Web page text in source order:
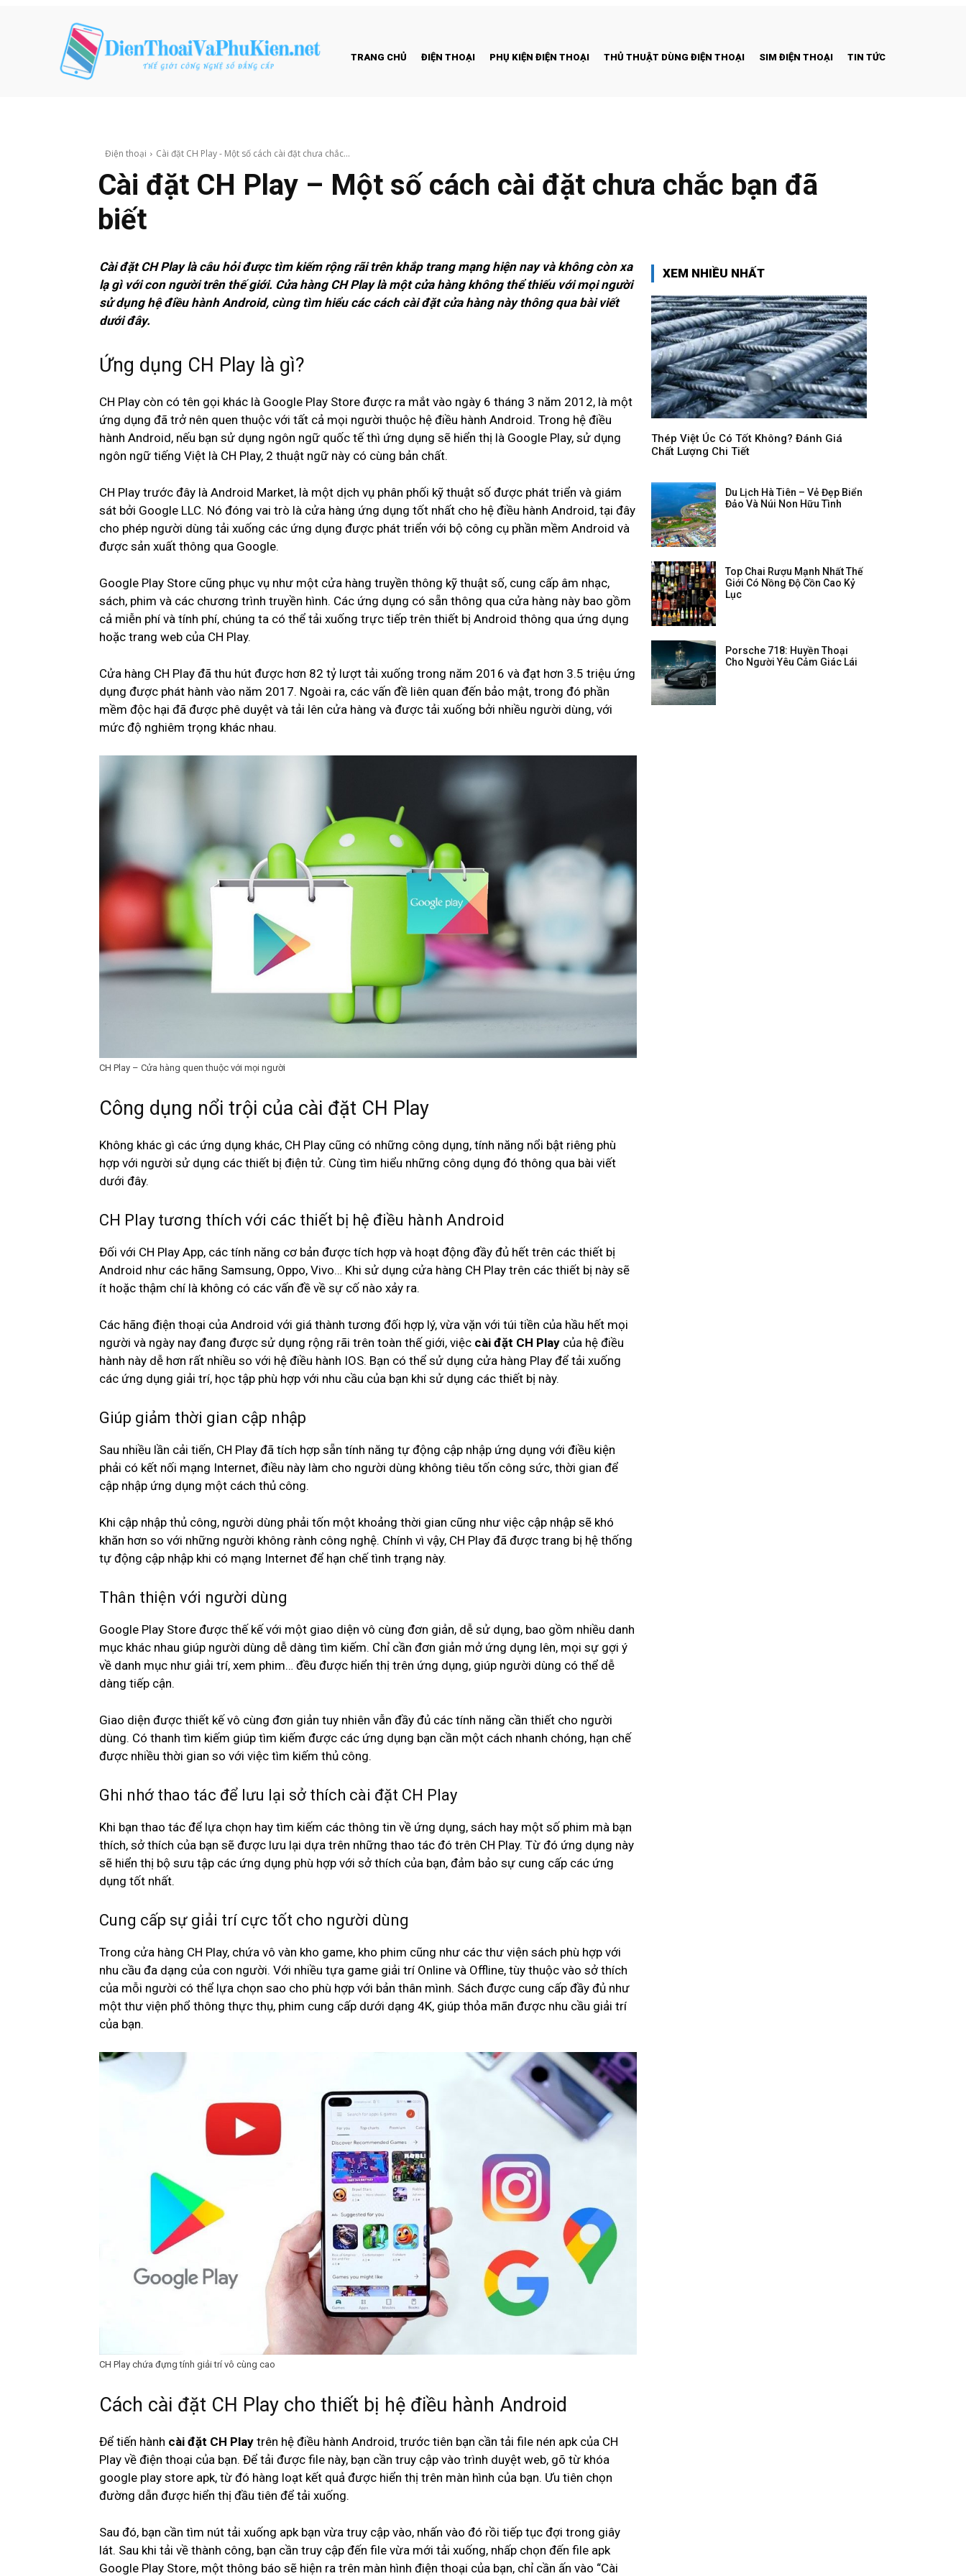
TRANG CHỦ ĐIỆN THOẠI PHỤ KIỆN ĐIỆN THOẠI THỦ THUẬT DÙNG ĐIỆN THOẠI SIM ĐIỆN THOẠI TIN TỨC
Điện thoại Cài đặt CH Play - Một số cách cài đặt chưa chắc...
Cài đặt CH Play – Một số cách cài đặt chưa chắc bạn đã
biết
Cài đặt CH Play là câu hỏi được tìm kiếm rộng rãi trên khắp trang mạng hiện nay và không còn xa
lạ gì với con người trên thế giới. Cửa hàng CH Play là một cửa hàng không thể thiếu với mọi người
sử dụng hệ điều hành Android, cùng tìm hiểu các cách cài đặt cửa hàng này thông qua bài viết
dưới đây.
Ứng dụng CH Play là gì?
CH Play còn có tên gọi khác là Google Play Store được ra mắt vào ngày 6 tháng 3 năm 2012, là một
ứng dụng đã trở nên quen thuộc với tất cả mọi người thuộc hệ điều hành Android. Trong hệ điều
hành Android, nếu bạn sử dụng ngôn ngữ quốc tế thì ứng dụng sẽ hiển thị là Google Play, sử dụng
ngôn ngữ tiếng Việt là CH Play, 2 thuật ngữ này có cùng bản chất.
CH Play trước đây là Android Market, là một dịch vụ phân phối kỹ thuật số được phát triển và giám
sát bởi Google LLC. Nó đóng vai trò là cửa hàng ứng dụng tốt nhất cho hệ điều hành Android, tại đây
cho phép người dùng tải xuống các ứng dụng được phát triển với bộ công cụ phần mềm Android và
được sản xuất thông qua Google.
Google Play Store cũng phục vụ như một cửa hàng truyền thông kỹ thuật số, cung cấp âm nhạc,
sách, phim và các chương trình truyền hình. Các ứng dụng có sẵn thông qua cửa hàng này bao gồm
cả miễn phí và tính phí, chúng ta có thể tải xuống trực tiếp trên thiết bị Android thông qua ứng dụng
hoặc trang web của CH Play.
Cửa hàng CH Play đã thu hút được hơn 82 tỷ lượt tải xuống trong năm 2016 và đạt hơn 3.5 triệu ứng
dụng được phát hành vào năm 2017. Ngoài ra, các vấn đề liên quan đến bảo mật, trong đó phần
mềm độc hại đã được phê duyệt và tải lên cửa hàng và được tải xuống bởi nhiều người dùng, với
mức độ nghiêm trọng khác nhau.
CH Play – Cửa hàng quen thuộc với mọi người
Công dụng nổi trội của cài đặt CH Play
Không khác gì các ứng dụng khác, CH Play cũng có những công dụng, tính năng nổi bật riêng phù
hợp với người sử dụng các thiết bị điện tử. Cùng tìm hiểu những công dụng đó thông qua bài viết
dưới đây.
CH Play tương thích với các thiết bị hệ điều hành Android
Đối với CH Play App, các tính năng cơ bản được tích hợp và hoạt động đầy đủ hết trên các thiết bị
Android như các hãng Samsung, Oppo, Vivo… Khi sử dụng cửa hàng CH Play trên các thiết bị này sẽ
ít hoặc thậm chí là không có các vấn đề về sự cố nào xảy ra.
Các hãng điện thoại của Android với giá thành tương đối hợp lý, vừa vặn với túi tiền của hầu hết mọi
người và ngày nay đang được sử dụng rộng rãi trên toàn thế giới, việc cài đặt CH Play của hệ điều
hành này dễ hơn rất nhiều so với hệ điều hành IOS. Bạn có thể sử dụng cửa hàng Play để tải xuống
các ứng dụng giải trí, học tập phù hợp với nhu cầu của bạn khi sử dụng các thiết bị này.
Giúp giảm thời gian cập nhập
Sau nhiều lần cải tiến, CH Play đã tích hợp sẵn tính năng tự động cập nhập ứng dụng với điều kiện
phải có kết nối mạng Internet, điều này làm cho người dùng không tiêu tốn công sức, thời gian để
cập nhập ứng dụng một cách thủ công.
Khi cập nhập thủ công, người dùng phải tốn một khoảng thời gian cũng như việc cập nhập sẽ khó
khăn hơn so với những người không rành công nghệ. Chính vì vậy, CH Play đã được trang bị hệ thống
tự động cập nhập khi có mạng Internet để hạn chế tình trạng này.
Thân thiện với người dùng
Google Play Store được thế kế với một giao diện vô cùng đơn giản, dễ sử dụng, bao gồm nhiều danh
mục khác nhau giúp người dùng dễ dàng tìm kiếm. Chỉ cần đơn giản mở ứng dụng lên, mọi sự gợi ý
về danh mục như giải trí, xem phim… đều được hiển thị trên ứng dụng, giúp người dùng có thể dễ
dàng tiếp cận.
Giao diện được thiết kế vô cùng đơn giản tuy nhiên vẫn đầy đủ các tính năng cần thiết cho người
dùng. Có thanh tìm kiếm giúp tìm kiếm được các ứng dụng bạn cần một cách nhanh chóng, hạn chế
được nhiều thời gian so với việc tìm kiếm thủ công.
Ghi nhớ thao tác để lưu lại sở thích cài đặt CH Play
Khi bạn thao tác để lựa chọn hay tìm kiếm các thông tin về ứng dụng, sách hay một số phim mà bạn
thích, sở thích của bạn sẽ được lưu lại dựa trên những thao tác đó trên CH Play. Từ đó ứng dụng này
sẽ hiển thị bộ sưu tập các ứng dụng phù hợp với sở thích của bạn, đảm bảo sự cung cấp các ứng
dụng tốt nhất.
Cung cấp sự giải trí cực tốt cho người dùng
Trong cửa hàng CH Play, chứa vô vàn kho game, kho phim cũng như các thư viện sách phù hợp với
nhu cầu đa dạng của con người. Với nhiều tựa game giải trí Online và Offline, tùy thuộc vào sở thích
của mỗi người có thể lựa chọn sao cho phù hợp với bản thân mình. Sách được cung cấp đầy đủ như
một thư viện phổ thông thực thụ, phim cung cấp dưới dạng 4K, giúp thỏa mãn được nhu cầu giải trí
của bạn.
CH Play chứa đựng tính giải trí vô cùng cao
Cách cài đặt CH Play cho thiết bị hệ điều hành Android
Để tiến hành cài đặt CH Play trên hệ điều hành Android, trước tiên bạn cần tải file nén apk của CH
Play về điện thoại của bạn. Để tải được file này, bạn cần truy cập vào trình duyệt web, gõ từ khóa
google play store apk, từ đó hàng loạt kết quả được hiển thị trên màn hình của bạn. Ưu tiên chọn
đường dẫn được hiển thị đầu tiên để tải xuống.
Sau đó, bạn cần tìm nút tải xuống apk bạn vừa truy cập vào, nhấn vào đó rồi tiếp tục đợi trong giây
lát. Sau khi tải về thành công, bạn cần truy cập đến file vừa mới tải xuống, nhấp chọn đến file apk
Google Play Store, một thông báo sẽ hiện ra trên màn hình điện thoại của bạn, chỉ cần ấn vào “Cài
XEM NHIỀU NHẤT
Thép Việt Úc Có Tốt Không? Đánh Giá
Chất Lượng Chi Tiết
Du Lịch Hà Tiên – Vẻ Đẹp Biển
Đảo Và Núi Non Hữu Tình
Top Chai Rượu Mạnh Nhất Thế
Giới Có Nồng Độ Cồn Cao Kỷ
Lục
Porsche 718: Huyền Thoại
Cho Người Yêu Cảm Giác Lái